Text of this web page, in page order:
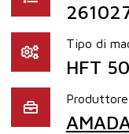
Tipo di
HFT
Produttore